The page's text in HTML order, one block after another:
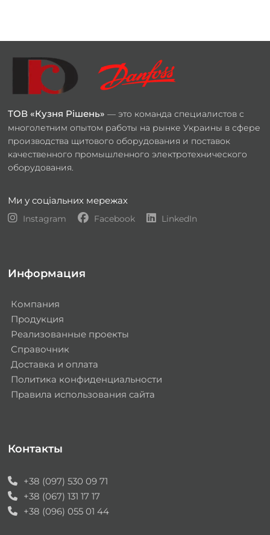
ТОВ «Кузня Рішень» — это команда специалистов с
многолетним опытом работы на рынке Украины в сфере
производства щитового оборудования и поставок
качественного промышленного электротехнического
оборудования.
Ми у соціальних мережах
Instagram Facebook LinkedIn
Информация
Компания
Продукция
Реализованные проекты
Справочник
Доставка и оплата
Политика конфиденциальности
Правила использования сайта
Контакты
+38 (097) 530 09 71
+38 (067) 131 17 17
+38 (096) 055 01 44